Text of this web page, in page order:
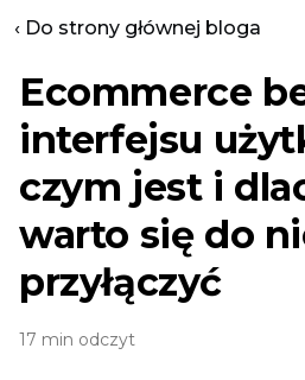
‹ Do strony głównej bloga
Ecommerce
interfejsu
czym jest i
warto się do
przyłączyć
17 min odczyt